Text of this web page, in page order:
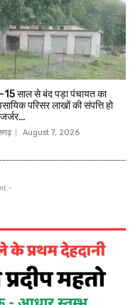
साल से बंद पड़ा पंचायत का
परिसर लाखों की संपत्ति हो
जर्जर…
August 7, 2026
-